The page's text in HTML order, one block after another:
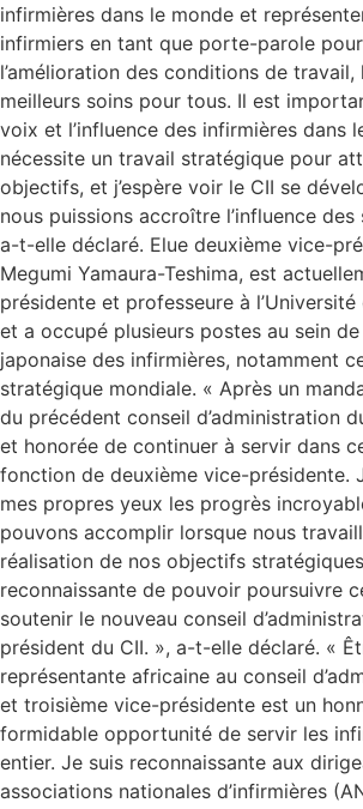
infirmières dans le monde et
infirmiers en tant que porte-parole
l’amélioration des conditions de travail,
meilleurs soins pour tous. Il est
voix et l’influence des infirmières dans
nécessite un travail stratégique pour
objectifs, et j’espère voir le CII se
nous puissions accroître l’influence
a-t-elle déclaré. Elue deuxième vice-
Megumi Yamaura-Teshima, est
présidente et professeure à
et a occupé plusieurs postes au sein de
japonaise des infirmières, notamment
stratégique mondiale. « Après un
du précédent conseil d’administration
et honorée de continuer à servir dans
fonction de deuxième vice-présidente.
mes propres yeux les progrès
pouvons accomplir lorsque nous
réalisation de nos objectifs
reconnaissante de pouvoir poursuivre
soutenir le nouveau conseil
président du CII. », a-t-elle déclaré. «
représentante africaine au conseil
et troisième vice-présidente est un
formidable opportunité de servir les
entier. Je suis reconnaissante aux
associations nationales d’infirmières